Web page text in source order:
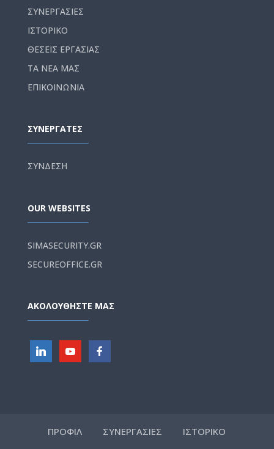
ΣΥΝΕΡΓΑΣΙΕΣ
ΙΣΤΟΡΙΚΟ
ΘΕΣΕΙΣ ΕΡΓΑΣΙΑΣ
ΤΑ ΝΕΑ ΜΑΣ
ΕΠΙΚΟΙΝΩΝΙΑ
ΣΥΝΕΡΓΑΤΕΣ
ΣΥΝΔΕΣΗ
OUR WEBSITES
SIMASECURITY.GR
SECUREOFFICE.GR
ΑΚΟΛΟΥΘΗΣΤΕ ΜΑΣ
ΠΡΟΦΙΛ ΣΥΝΕΡΓΑΣΙΕΣ ΙΣΤΟΡΙΚΟ